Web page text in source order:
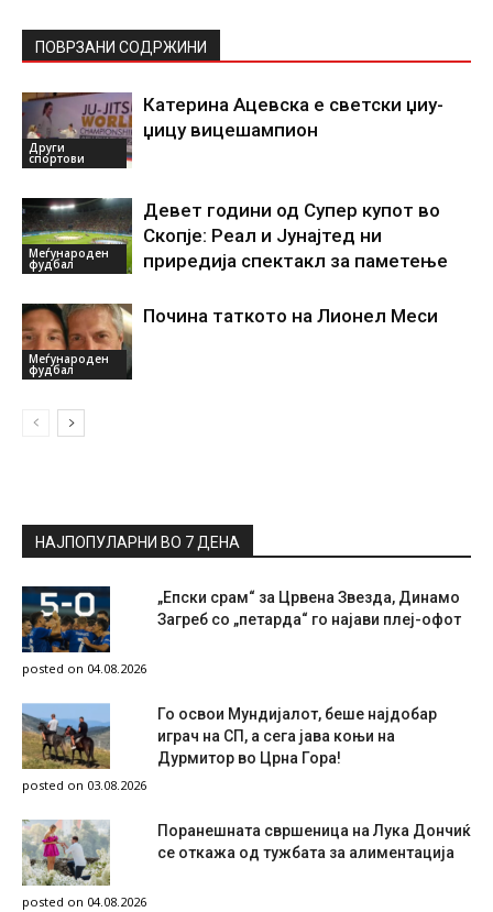
ПОВРЗАНИ СОДРЖИНИ
Други
спортови
Катерина Ацевска е светски џиу-
џицу вицешампион
Меѓународен
фудбал
Девет години од Супер купот во
Скопје: Реал и Јунајтед ни
приредија спектакл за паметење
Меѓународен
фудбал
Почина таткото на Лионел Меси
НАЈПОПУЛАРНИ ВО 7 ДЕНА
„Епски срам“ за Црвена Звезда, Динамо
Загреб со „петарда“ го најави плеј-офот
posted on 04.08.2026
Го освои Мундијалот, беше најдобар
играч на СП, а сега јава коњи на
Дурмитор во Црна Гора!
posted on 03.08.2026
Поранешната свршеница на Лука Дончиќ
се откажа од тужбата за алиментација
posted on 04.08.2026